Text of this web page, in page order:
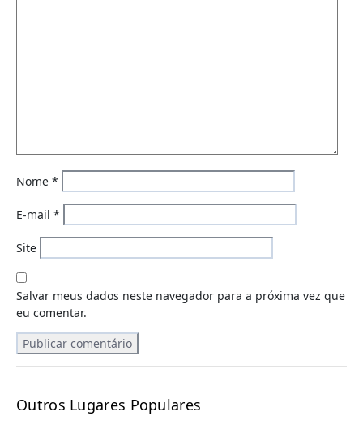
Nome *
E-mail *
Site
Salvar meus dados neste navegador para a próxima vez que
eu comentar.
Outros Lugares Populares